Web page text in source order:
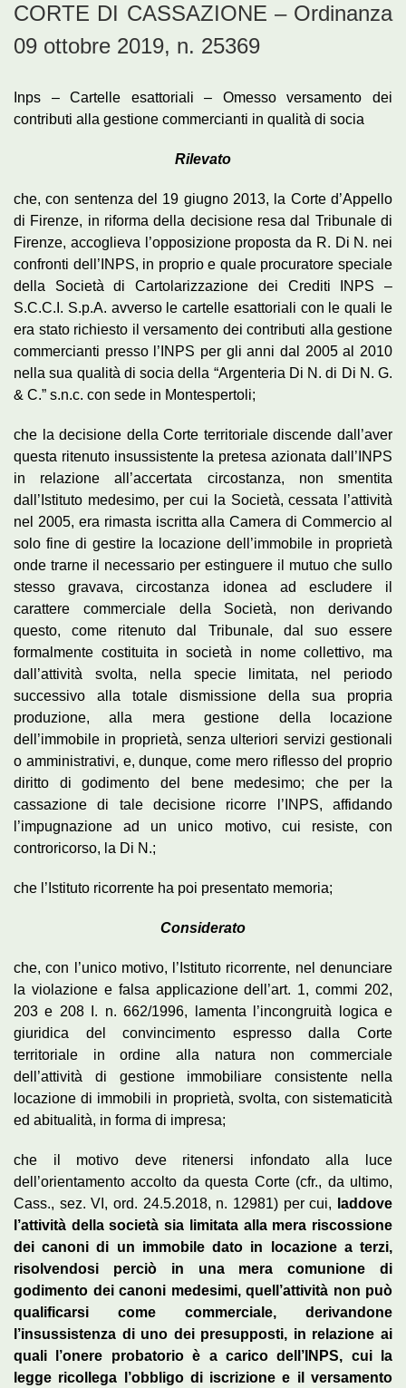
CORTE DI CASSAZIONE – Ordinanza
09 ottobre 2019, n. 25369
Inps – Cartelle esattoriali – Omesso versamento dei
contributi alla gestione commercianti in qualità di socia
Rilevato
che, con sentenza del 19 giugno 2013, la Corte d’Appello
di Firenze, in riforma della decisione resa dal Tribunale di
Firenze, accoglieva l’opposizione proposta da R. Di N. nei
confronti dell’INPS, in proprio e quale procuratore speciale
della Società di Cartolarizzazione dei Crediti INPS –
S.C.C.I. S.p.A. avverso le cartelle esattoriali con le quali le
era stato richiesto il versamento dei contributi alla gestione
commercianti presso l’INPS per gli anni dal 2005 al 2010
nella sua qualità di socia della “Argenteria Di N. di Di N. G.
& C.” s.n.c. con sede in Montespertoli;
che la decisione della Corte territoriale discende dall’aver
questa ritenuto insussistente la pretesa azionata dall’INPS
in relazione all’accertata circostanza, non smentita
dall’Istituto medesimo, per cui la Società, cessata l’attività
nel 2005, era rimasta iscritta alla Camera di Commercio al
solo fine di gestire la locazione dell’immobile in proprietà
onde trarne il necessario per estinguere il mutuo che sullo
stesso gravava, circostanza idonea ad escludere il
carattere commerciale della Società, non derivando
questo, come ritenuto dal Tribunale, dal suo essere
formalmente costituita in società in nome collettivo, ma
dall’attività svolta, nella specie limitata, nel periodo
successivo alla totale dismissione della sua propria
produzione, alla mera gestione della locazione
dell’immobile in proprietà, senza ulteriori servizi gestionali
o amministrativi, e, dunque, come mero riflesso del proprio
diritto di godimento del bene medesimo; che per la
cassazione di tale decisione ricorre l’INPS, affidando
l’impugnazione ad un unico motivo, cui resiste, con
controricorso, la Di N.;
che l’Istituto ricorrente ha poi presentato memoria;
Considerato
che, con l’unico motivo, l’Istituto ricorrente, nel denunciare
la violazione e falsa applicazione dell’art. 1, commi 202,
203 e 208 I. n. 662/1996, lamenta l’incongruità logica e
giuridica del convincimento espresso dalla Corte
territoriale in ordine alla natura non commerciale
dell’attività di gestione immobiliare consistente nella
locazione di immobili in proprietà, svolta, con sistematicità
ed abitualità, in forma di impresa;
che il motivo deve ritenersi infondato alla luce
dell’orientamento accolto da questa Corte (cfr., da ultimo,
Cass., sez. VI, ord. 24.5.2018, n. 12981) per cui,
laddove
l’attività della società sia limitata alla mera riscossione
dei canoni di un immobile dato in locazione a terzi,
risolvendosi perciò in una mera comunione di
godimento dei canoni medesimi, quell’attività non può
qualificarsi come commerciale, derivandone
l’insussistenza di uno dei presupposti, in relazione ai
quali l’onere probatorio è a carico dell’INPS, cui la
legge ricollega l’obbligo di iscrizione e il versamento